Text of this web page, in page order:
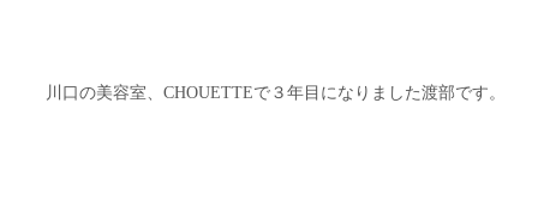
川口の美容室、CHOUETTEで３年目になりました渡部です。